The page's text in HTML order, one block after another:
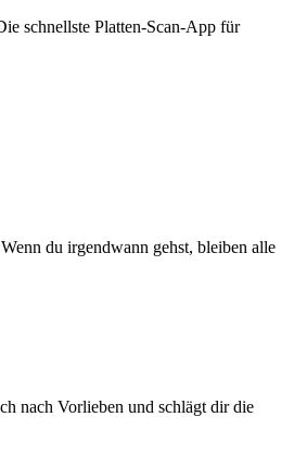
schnellste Platten-Scan-App für
du irgendwann gehst, bleiben alle
nach Vorlieben und schlägt dir die